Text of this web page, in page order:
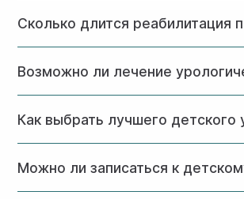
объяснив, что врач – друг, который
Сколько длится реабилитация
определяет врач индивидуально.
Возможно ли лечение
рекомендуется только при наличии
Как выбрать лучшего детского
обследования. В клинике
Можно ли записаться к